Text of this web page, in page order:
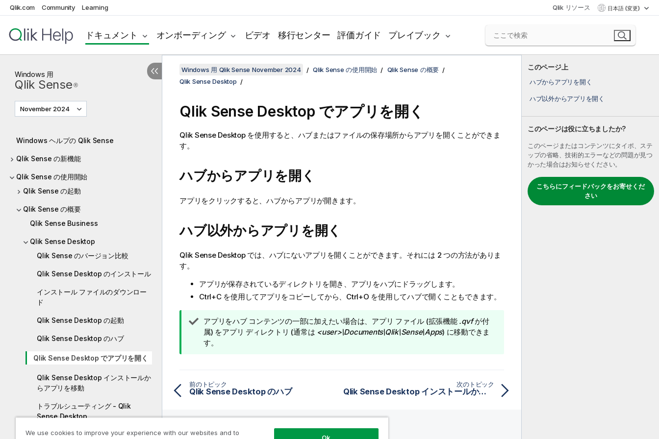
Qlik.com Community Learning Qlik リソース 日本語 (変更)
ドキュメント オンボーディング ビデオ 移行センター 評価ガイド プレイブック
Windows 用
Qlik Sense ®
November 2024
Windows ヘルプの Qlik Sense
Qlik Sense の新機能
Qlik Sense の使用開始
Qlik Sense の起動
Qlik Sense の概要
Qlik Sense Business
Qlik Sense Desktop
Qlik Sense のバージョン比較
Qlik Sense Desktop のインストール
インストール ファイルのダウンロー
ド
Qlik Sense Desktop の起動
Qlik Sense Desktop のハブ
Qlik Sense Desktop でアプリを開く
Qlik Sense Desktop インストールか
らアプリを移動
トラブルシューティング - Qlik
Sense Desktop
このページ上
ハブからアプリを開く
ハブ以外からアプリを開く
このページは役に立ちましたか?
このページまたはコンテンツにタイポ、ステ
ップの省略、技術的エラーなどの問題が見つ
かった場合はお知らせください。
こちらにフィードバックをお寄せくだ
さい
Windows 用 Qlik Sense November 2024 Qlik Sense の使用開始
Qlik Sense の概要
Qlik Sense Desktop
Qlik Sense Desktop でアプリを開く
Qlik Sense Desktopを使用すると、ハブまたはファイルの保存場所からアプリを開くことができま
す。
ハブからアプリを開く
アプリをクリックすると、ハブからアプリが開きます。
ハブ以外からアプリを開く
Qlik Sense Desktopでは、ハブにないアプリを開くことができます。それには 2 つの方法がありま
す。
アプリが保存されているディレクトリを開き、アプリをハブにドラッグします。
Ctrl+C を使用してアプリをコピーしてから、Ctrl+O を使用してハブで開くこともできます。
ヒ
ン
ト
アプリをハブ コンテンツの一部に加えたい場合は、アプリ ファイル (拡張機能 .qvfが付
属) をアプリ ディレクトリ (通常は <user>\Documents\Qlik\Sense\Apps) に移動できま
す。
前のトピック
Qlik Sense Desktop のハブ
次のトピック
Qlik Sense Desktop インストールからアプリを移動
We use cookies to improve your experience with our websites and to